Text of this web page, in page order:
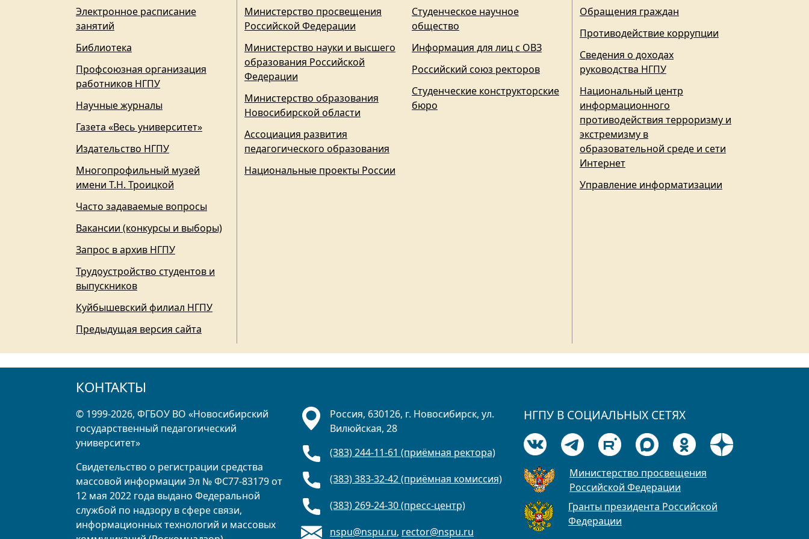
Электронное расписание
занятий
Библиотека
Профсоюзная организация
работников НГПУ
Научные журналы
Газета «Весь университет»
Издательство НГПУ
Многопрофильный музей
имени Т.Н. Троицкой
Часто задаваемые вопросы
Вакансии (конкурсы и выборы)
Запрос в архив НГПУ
Трудоустройство студентов и
выпускников
Куйбышевский филиал НГПУ
Предыдущая версия сайта
Министерство просвещения
Российской Федерации
Министерство науки и высшего
образования Российской
Федерации
Министерство образования
Новосибирской области
Ассоциация развития
педагогического образования
Национальные проекты России
Студенческое научное
общество
Информация для лиц с ОВЗ
Российский союз ректоров
Студенческие конструкторские
бюро
Обращения граждан
Противодействие коррупции
Сведения о доходах
руководства НГПУ
Национальный центр
информационного
противодействия терроризму и
экстремизму в
образовательной среде и сети
Интернет
Управление информатизации
КОНТАКТЫ
© 1999-2026, ФГБОУ ВО «Новосибирский
государственный педагогический
университет»
Свидетельство о регистрации средства
массовой информации Эл № ФС77-83179 от
12 мая 2022 года выдано Федеральной
службой по надзору в сфере связи,
информационных технологий и массовых
Россия, 630126, г. Новосибирск, ул.
Вилюйская, 28
(383) 244-11-61 (приёмная ректора)
(383) 383-32-42 (приёмная комиссия)
(383) 269-24-30 (пресс-центр)
nspu@nspu.ru, rector@nspu.ru
НГПУ В СОЦИАЛЬНЫХ СЕТЯХ
Министерство просвещения
Российской Федерации
Гранты президента Российской
Федерации